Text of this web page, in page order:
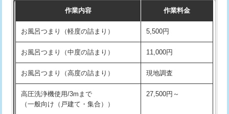
交換・取付（温水洗浄便座） 16,500円+材料費
交換・取付(単水栓（壁付・デッキ
式）)
13,200円+材料費
交換・取付(混合水栓（壁付・デッキ
式・ワンホール）)
16,500円+材料費
交換・取付(排水栓・排水トラップ
（P/S/ポップアップ））
22,000円+材料費
作業内容 作業料金
お風呂つまり（軽度の詰まり） 5,500円
お風呂つまり（中度の詰まり） 11,000円
お風呂つまり（高度の詰まり） 現地調査
高圧洗浄機使用/3mまで
（一般向け（戸建て・集合））
27,500円～